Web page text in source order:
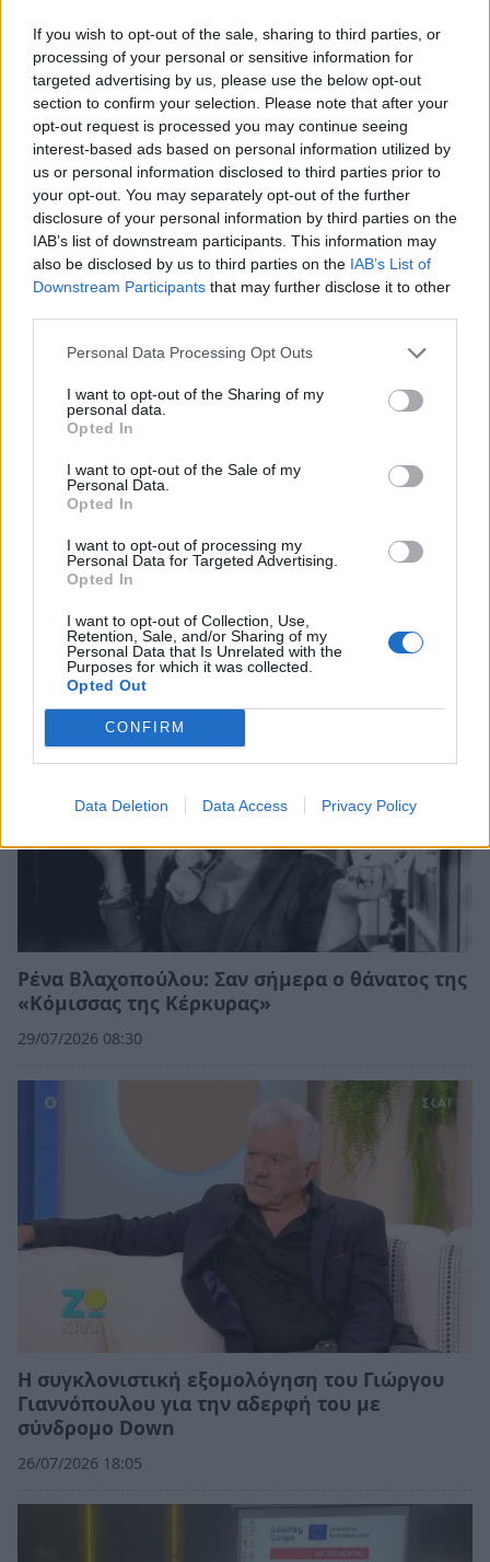
If you wish to opt-out of the sale, sharing to third parties, or
processing of your personal or sensitive information for
targeted advertising by us, please use the below opt-out
section to confirm your selection. Please note that after your
opt-out request is processed you may continue seeing
interest-based ads based on personal information utilized by
us or personal information disclosed to third parties prior to
your opt-out. You may separately opt-out of the further
disclosure of your personal information by third parties on the
IAB’s list of downstream participants. This information may
also be disclosed by us to third parties on the IAB’s List of
Downstream Participants that may further disclose it to other
Personal Data Processing Opt Outs
I want to opt-out of the Sharing of my
personal data.
Opted In
I want to opt-out of the Sale of my
Personal Data.
Opted In
I want to opt-out of processing my
Personal Data for Targeted Advertising.
Opted In
I want to opt-out of Collection, Use,
Retention, Sale, and/or Sharing of my
Personal Data that Is Unrelated with the
Purposes for which it was collected.
Opted Out
CONFIRM
Data Deletion Data Access Privacy Policy
Ρένα Βλαχοπούλου: Σαν σήμερα ο θάνατος της
«Κόμισσας της Κέρκυρας»
29/07/2026 08:30
Η συγκλονιστική εξομολόγηση του Γιώργου
Γιαννόπουλου για την αδερφή του με
σύνδρομο Down
26/07/2026 18:05